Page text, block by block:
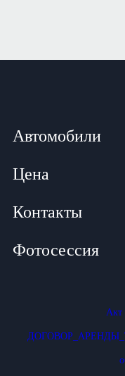
Автомобили
Цена
Контакты
Фотосессия
Акт